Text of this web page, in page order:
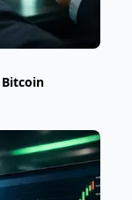
Bitcoin